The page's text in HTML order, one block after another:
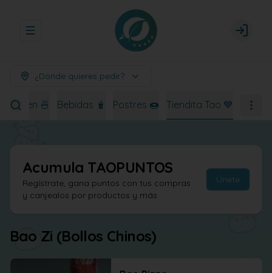
Abrir menu de navegación Login
¿Dónde quieres pedir?
Ramen 🍜 Bebidas 🧋 Postres 🍩 Tiendita Tao 💙
Acumula TAOPUNTOS
Regístrate, gana puntos con tus compras
y canjealos por productos y más
Únete
Bao Zi (Bollos Chinos)